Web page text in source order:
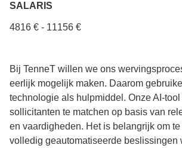
SALARIS
4816 € - 11156 €
Bij TenneT willen we ons
eerlijk mogelijk maken. Daarom
technologie als hulpmiddel. Onze AI-
sollicitanten te matchen op basis van
en vaardigheden. Het is belangrijk om
volledig geautomatiseerde beslissingen